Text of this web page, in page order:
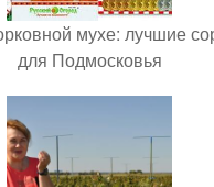
мухе: лучшие
для Подмосковья